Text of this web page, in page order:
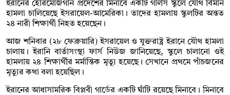
ইরানের হোরমোজগান প্রদেশের মিনাবে একটি গার্লস স্কুলে যৌথ বিমান
হামলা চালিয়েছে ইসরায়েল-আমেরিকা। তাদের হামলায় স্কুলটির অন্তত
২৪ নারী শিক্ষার্থী নিহত হয়েছেন।
আজ শনিবার (২৮ ফেব্রুয়ারি) ইসরায়েল ও যুক্তরাষ্ট্র ইরানে যৌথ হামলা
চালায়। ইরানি বার্তাসংস্থা ফার্স নিউজ জানিয়েছে, স্কুলে চালানো ওই
হামলায় ২৪ শিক্ষার্থীর মর্মান্তিক মৃত্যু হয়েছে। সেখানে প্রথমে পাঁচজনের
মৃত্যুর কথা বলা হয়েছিল।
ইরানের আধাসামরিক বিপ্লবী গার্ডের একটি ঘাঁটি রয়েছে মিনাবে। মিনাবে